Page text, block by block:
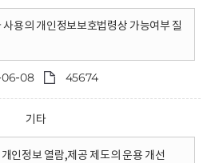
용의 개인정보보호법령상 가능여부 질
06-08 45674
기타
인정보 열람,제공 제도의 운용 개선